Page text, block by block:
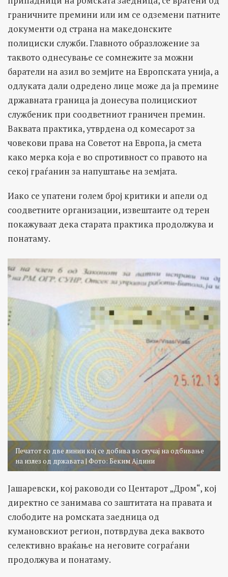
граничните премини или им се одземени патните
документи од страна на македонските
полициски служби. Главното образложение за
таквото однесување се сомнежите за можни
баратели на азил во земјите на Европската унија, а
одлуката дали одредено лице може да ја премине
државната граница ја донесува полицискиот
службеник при соодветниот граничен премин.
Ваквата практика, утврдена од комесарот за
човекови права на Советот на Европа, ја смета
како мерка која е во спротивност со правото на
секој граѓанин за напуштање на земјата.
Иако се упатени голем број критики и апели од
соодветните организации, извештаите од терен
покажуваат дека старата практика продолжува и
понатаму.
Печатот со две линии кој се добива во случај на одбивање
на излез од државата | Фото: Беким Ајдини
Јашаревски, кој раководи со Центарот „Дром“, кој
директно се занимава со заштитата на правата и
слободите на ромската заедница од
кумановскиот регион, потврдува дека ваквото
селективно враќање на неговите сограѓани
продолжува и понатаму.